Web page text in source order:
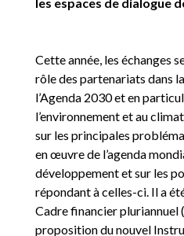
Cette année, les échanges
rôle des partenariats dans
l’Agenda 2030 et en
l’environnement et au
sur les principales
en œuvre de l’agenda
développement et sur les
répondant à celles-ci. Il a
Cadre financier pluriannuel
proposition du nouvel